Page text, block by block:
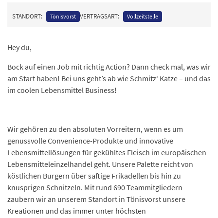
STANDORT: Tönisvorst VERTRAGSART: Vollzeitstelle
Hey du,
Bock auf einen Job mit richtig Action? Dann check mal, was wir
am Start haben! Bei uns geht’s ab wie Schmitz‘ Katze – und das
im coolen Lebensmittel Business!
Wir gehören zu den absoluten Vorreitern, wenn es um
genussvolle Convenience-Produkte und innovative
Lebensmittellösungen für gekühltes Fleisch im europäischen
Lebensmitteleinzelhandel geht. Unsere Palette reicht von
köstlichen Burgern über saftige Frikadellen bis hin zu
knusprigen Schnitzeln. Mit rund 690 Teammitgliedern
zaubern wir an unserem Standort in Tönisvorst unsere
Kreationen und das immer unter höchsten